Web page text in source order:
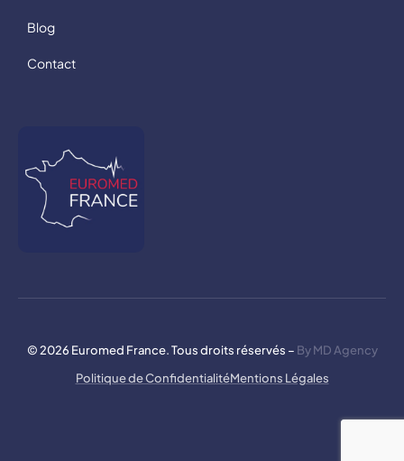
Blog
Contact
© 2026 Euromed France. Tous droits réservés – By MD Agency
Politique de ConfidentialitéMentions Légales